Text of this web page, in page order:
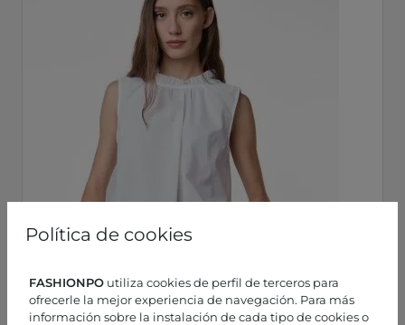
Política de cookies
FASHIONPO utiliza cookies de perfil de terceros para
ofrecerle la mejor experiencia de navegación. Para más
información sobre la instalación de cada tipo de cookies o